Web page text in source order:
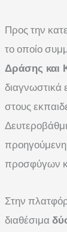
Προς την
το οποίο
Δράσης και
διαγνωστικά
στους
προηγούμενη
προσφύγων
Στην
διαθέσιμα